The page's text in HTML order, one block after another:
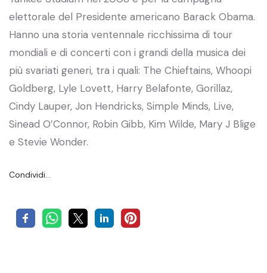
elettorale del Presidente americano Barack Obama.
Hanno una storia ventennale ricchissima di tour
mondiali e di concerti con i grandi della musica dei
più svariati generi, tra i quali: The Chieftains, Whoopi
Goldberg, Lyle Lovett, Harry Belafonte, Gorillaz,
Cindy Lauper, Jon Hendricks, Simple Minds, Live,
Sinead O’Connor, Robin Gibb, Kim Wilde, Mary J Blige
e Stevie Wonder.
Condividi…